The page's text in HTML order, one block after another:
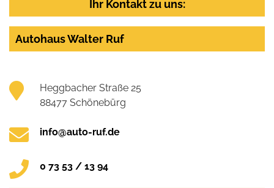
Ihr Kontakt zu uns:
Autohaus Walter Ruf
Heggbacher Straße 25
88477 Schönebürg
info@auto-ruf.de
0 73 53 / 13 94